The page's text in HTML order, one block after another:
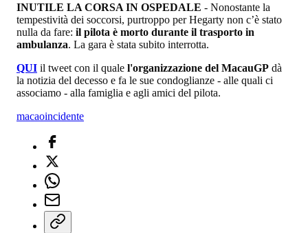
INUTILE LA CORSA IN OSPEDALE - Nonostante la
tempestività dei soccorsi, purtroppo per Hegarty non c’è stato
nulla da fare: il pilota è morto durante il trasporto in
ambulanza. La gara è stata subito interrotta.
QUI il tweet con il quale l'organizzazione del MacauGP dà
la notizia del decesso e fa le sue condoglianze - alle quali ci
associamo - alla famiglia e agli amici del pilota.
macaoincidente